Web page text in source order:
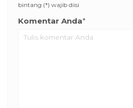
bintang (*) wajib diisi
Komentar Anda*